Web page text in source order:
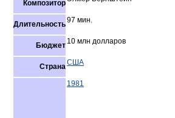
Композитор
Длительность97 мин.
Бюджет 10 млн долларов
СтранаСША
1981